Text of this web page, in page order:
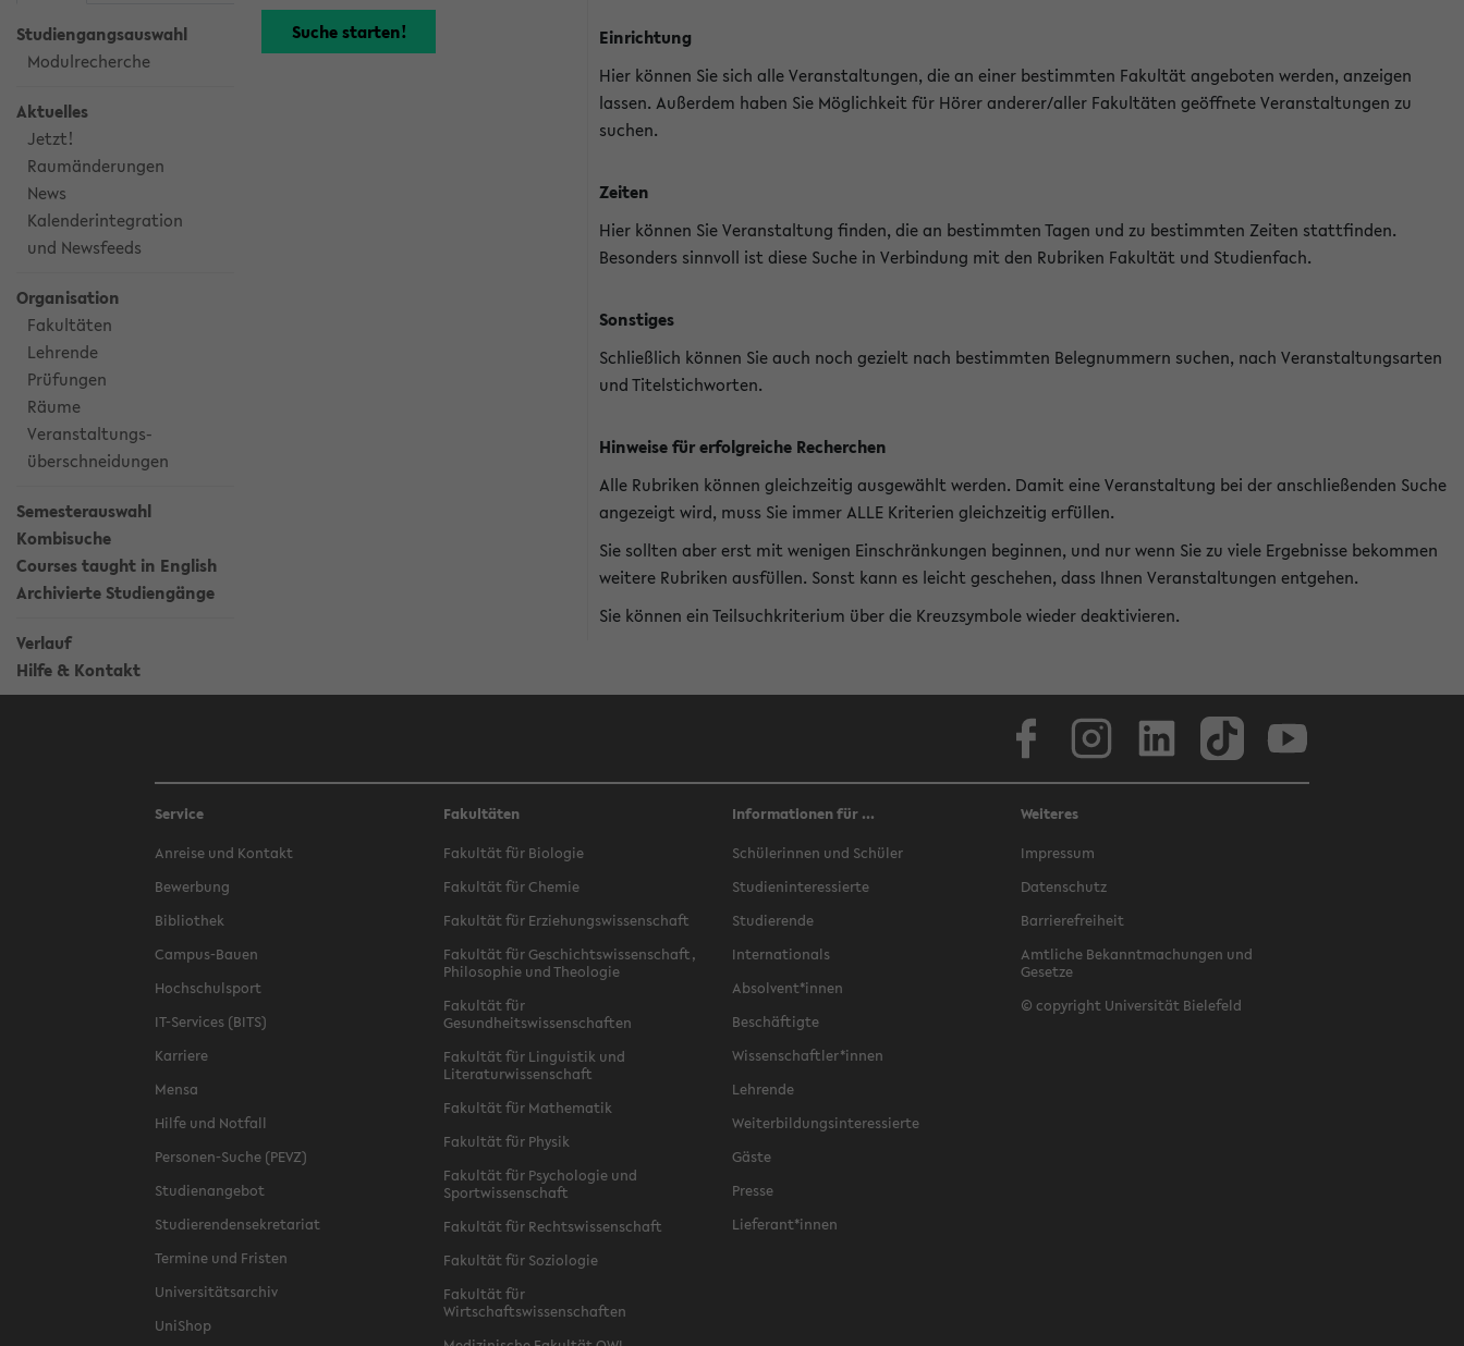
Studiengangsauswahl
Modulrecherche
Aktuelles
Jetzt!
Raumänderungen
News
Kalenderintegration
und Newsfeeds
Organisation
Fakultäten
Lehrende
Prüfungen
Räume
Veranstaltungs-
überschneidungen
Semesterauswahl
Kombisuche
Courses taught in English
Archivierte Studiengänge
Verlauf
Hilfe & Kontakt
Einrichtung
Hier können Sie sich alle Veranstaltungen, die an einer bestimmten Fakultät angeboten werden, anzeigen
lassen. Außerdem haben Sie Möglichkeit für Hörer anderer/aller Fakultäten geöffnete Veranstaltungen zu
suchen.
Zeiten
Hier können Sie Veranstaltung finden, die an bestimmten Tagen und zu bestimmten Zeiten stattfinden.
Besonders sinnvoll ist diese Suche in Verbindung mit den Rubriken Fakultät und Studienfach.
Sonstiges
Schließlich können Sie auch noch gezielt nach bestimmten Belegnummern suchen, nach Veranstaltungsarten
und Titelstichworten.
Hinweise für erfolgreiche Recherchen
Alle Rubriken können gleichzeitig ausgewählt werden. Damit eine Veranstaltung bei der anschließenden Suche
angezeigt wird, muss Sie immer ALLE Kriterien gleichzeitig erfüllen.
Sie sollten aber erst mit wenigen Einschränkungen beginnen, und nur wenn Sie zu viele Ergebnisse bekommen
weitere Rubriken ausfüllen. Sonst kann es leicht geschehen, dass Ihnen Veranstaltungen entgehen.
Sie können ein Teilsuchkriterium über die Kreuzsymbole wieder deaktivieren.
Service
Anreise und Kontakt
Bewerbung
Bibliothek
Campus-Bauen
Hochschulsport
IT-Services (BITS)
Karriere
Mensa
Hilfe und Notfall
Personen-Suche (PEVZ)
Studienangebot
Studierendensekretariat
Termine und Fristen
Universitätsarchiv
UniShop
Fakultäten
Fakultät für Biologie
Fakultät für Chemie
Fakultät für Erziehungswissenschaft
Fakultät für Geschichtswissenschaft,
Philosophie und Theologie
Fakultät für
Gesundheitswissenschaften
Fakultät für Linguistik und
Literaturwissenschaft
Fakultät für Mathematik
Fakultät für Physik
Fakultät für Psychologie und
Sportwissenschaft
Fakultät für Rechtswissenschaft
Fakultät für Soziologie
Fakultät für
Wirtschaftswissenschaften
Informationen für ...
Schülerinnen und Schüler
Studieninteressierte
Studierende
Internationals
Absolvent*innen
Beschäftigte
Wissenschaftler*innen
Lehrende
Weiterbildungsinteressierte
Gäste
Presse
Lieferant*innen
Weiteres
Impressum
Datenschutz
Barrierefreiheit
Amtliche Bekanntmachungen und
Gesetze
© copyright Universität Bielefeld